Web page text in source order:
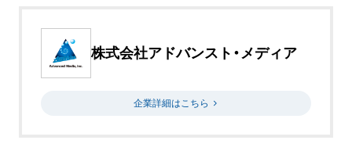
株式会社アドバンスト・メディア
企業詳細はこちら